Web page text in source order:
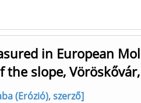
in European
slope,
(Erózió), szerző]